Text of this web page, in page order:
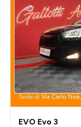
EVO Evo 3